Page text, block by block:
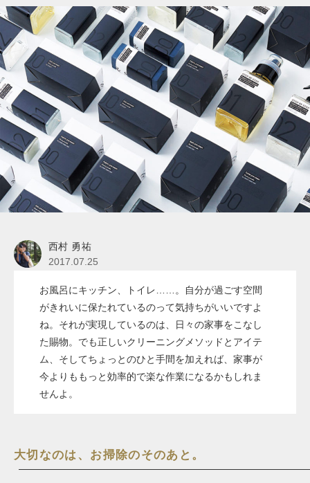
西村 勇祐
2017.07.25
お風呂にキッチン、トイレ……。自分が過ごす空間
がきれいに保たれているのって気持ちがいいですよ
ね。それが実現しているのは、日々の家事をこなし
た賜物。でも正しいクリーニングメソッドとアイテ
ム、そしてちょっとのひと手間を加えれば、家事が
今よりももっと効率的で楽な作業になるかもしれま
せんよ。
大切なのは、お掃除のそのあと。